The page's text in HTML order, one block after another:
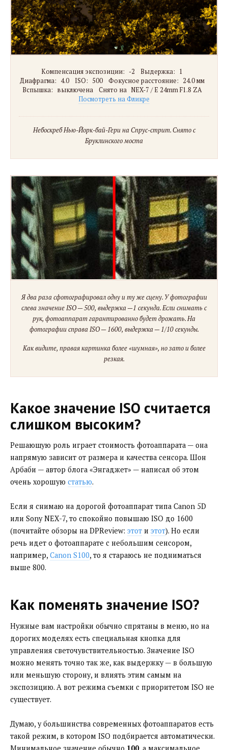
Компенсация экспозиции: -2 Выдержка: 1
Диафрагма: 4.0 ISO: 500 Фокусное расстояние: 24.0 мм
Вспышка: выключена Снято на NEX-7 / E 24mm F1.8 ZA
Посмотреть на Фликре
Небоскреб Нью-Йорк-бай-Гери на Спрус-стрит. Снято с
Бруклинского моста
Я два раза сфотографировал одну и ту же сцену. У фотографии
слева значение ISO — 500, выдержка —1 секунда. Если снимать с
рук, фотоаппарат гарантированно будет дрожать. На
фотографии справа ISO — 1600, выдержка — 1/10 секунды.
Как видите, правая картинка более «шумная», но зато и более
резкая.
Какое значение ISO считается
слишком высоким?
Решающую роль играет стоимость фотоаппарата — она
напрямую зависит от размера и качества сенсора. Шон
Арбаби — автор блога «Энгаджет» — написал об этом
очень хорошую статью.
Если я снимаю на дорогой фотоаппарат типа Canon 5D
или Sony NEX-7, то спокойно повышаю ISO до 1600
(почитайте обзоры на DPReview: этот и этот). Но если
речь идет о фотоаппарате с небольшим сенсором,
например, Canon S100, то я стараюсь не подниматься
выше 800.
Как поменять значение ISO?
Нужные вам настройки обычно спрятаны в меню, но на
дорогих моделях есть специальная кнопка для
управления светочувствительностью. Значение ISO
можно менять точно так же, как выдержку — в большую
или меньшую сторону, и влиять этим самым на
экспозицию. А вот режима съемки с приоритетом ISO не
существует.
Думаю, у большинства современных фотоаппаратов есть
такой режим, в котором ISO подбирается автоматически.